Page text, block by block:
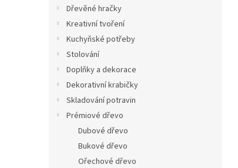
Dřevěné hračky
Kreativní tvoření
Kuchyňské potřeby
Stolování
Doplňky a dekorace
Dekorativní krabičky
Skladování potravin
Prémiové dřevo
Dubové dřevo
Bukové dřevo
Ořechové dřevo